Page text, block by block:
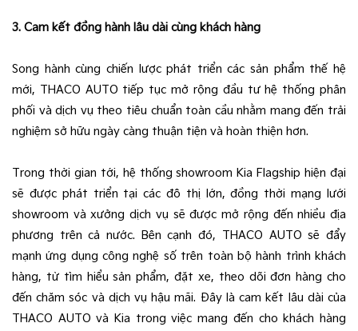
3. Cam kết đồng hành lâu dài cùng khách hàng
Song hành cùng chiến lược phát triển các sản phẩm thế hệ
mới, THACO AUTO tiếp tục mở rộng đầu tư hệ thống phân
phối và dịch vụ theo tiêu chuẩn toàn cầu nhằm mang đến trải
nghiệm sở hữu ngày càng thuận tiện và hoàn thiện hơn.
Trong thời gian tới, hệ thống showroom Kia Flagship hiện đại
sẽ được phát triển tại các đô thị lớn, đồng thời mạng lưới
showroom và xưởng dịch vụ sẽ được mở rộng đến nhiều địa
phương trên cả nước. Bên cạnh đó, THACO AUTO sẽ đẩy
mạnh ứng dụng công nghệ số trên toàn bộ hành trình khách
hàng, từ tìm hiểu sản phẩm, đặt xe, theo dõi đơn hàng cho
đến chăm sóc và dịch vụ hậu mãi. Đây là cam kết lâu dài của
THACO AUTO và Kia trong việc mang đến cho khách hàng